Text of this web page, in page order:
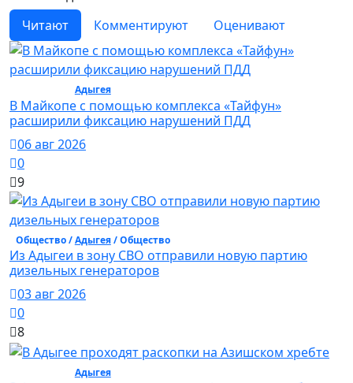
Читают
Комментируют Оценивают
Адыгея/ Общество
В Майкопе с помощью комплекса «Тайфун»
расширили фиксацию нарушений ПДД
06 авг 2026
0
9
Общество /Адыгея/ Общество
Из Адыгеи в зону СВО отправили новую партию
дизельных генераторов
03 авг 2026
0
8
Адыгея/ Общество